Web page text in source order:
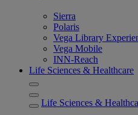
Sierra
Polaris
Vega Library
Vega Mobile
INN-Reach
Life Sciences & Healthcare
Life Sciences &